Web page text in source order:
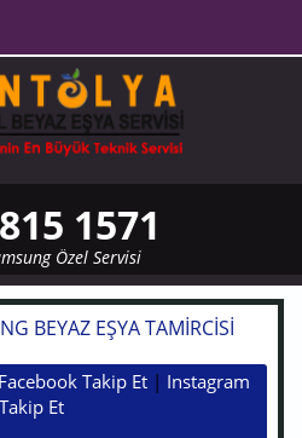
1571
Özel Servisi
BEYAZ EŞYA TAMIRCISI
Facebook Takip Et | Instagram
Takip Et